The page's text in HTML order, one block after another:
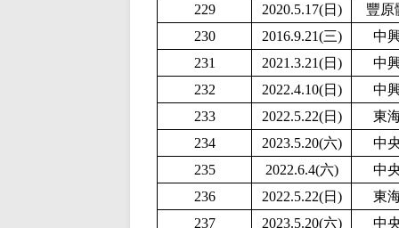
229
2020.5.17(日)
豐原
230
2016.9.21(三)
中
231
2021.3.21(日)
中
232
2022.4.10(日)
中
233
2022.5.22(日)
東
234
2023.5.20(六)
中
235
2022.6.4(六)
中
236
2022.5.22(日)
東
237
2023.5.20(六)
中